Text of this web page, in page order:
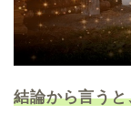
結論から言う